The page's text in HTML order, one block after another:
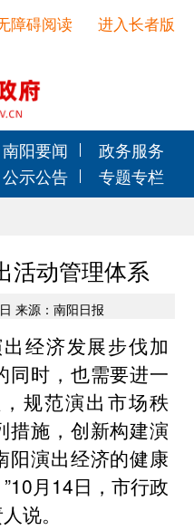
进入长者版
障碍阅读
南阳要闻
政务服务
公示公告
专题专栏
活动管理体系
来源：南阳日报
经济发展步伐加
同时，也需要进一
规范演出市场秩
措施，创新构建演
阳演出经济的健康
月14日，市行政
说。